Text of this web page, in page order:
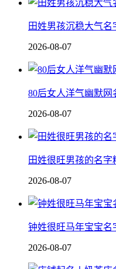
田姓男孩沉稳大气
2026-08-07
80后女人洋气幽默
2026-08-07
田姓很旺男孩的名
2026-08-07
钟姓很旺马年宝宝名
2026-08-07